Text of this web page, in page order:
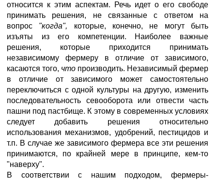
относится к этим аспектам. Речь идет о его свободе
принимать решения, не связанные с ответом на
вопрос "когда", которые, конечно, не могут быть
изъяты из его компетенции. Наиболее важные
решения, которые приходится принимать
независимому фермеру в отличие от зависимого,
касаются того, что производить. Независимый фермер
в отличие от зависимого может самостоятельно
переключиться с одной культуры на другую, изменить
последовательность севооборота или отвести часть
пашни под пастбище. К этому в современных условиях
следует добавить решения относительно
использования механизмов, удобрений, пестицидов и
т.п. В случае же зависимого фермера все эти решения
принимаются, по крайней мере в принципе, кем-то
"наверху".
В соответствии с нашим подходом, фермеры-